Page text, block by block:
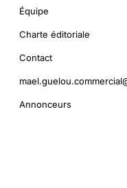
Équipe
Charte éditoriale
Contact
Annonceurs